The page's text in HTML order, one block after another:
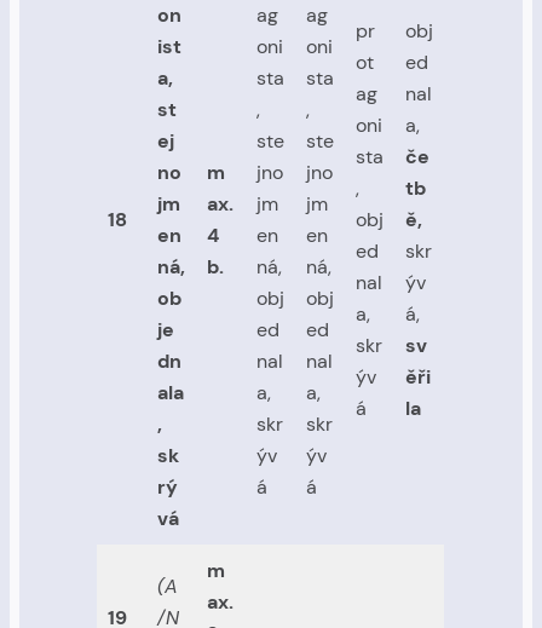
18
on
ist
a,
st
ej
no
jm
en
ná,
ob
je
dn
ala
,
sk
rý
vá
m
ax.
4
b.
ag
oni
sta
,
ste
jno
jm
en
ná,
obj
ed
nal
a,
skr
ýv
á
ag
oni
sta
,
ste
jno
jm
en
ná,
obj
ed
nal
a,
skr
ýv
á
pr
ot
ag
oni
sta
,
obj
ed
nal
a,
skr
ýv
á
obj
ed
nal
a,
če
tb
ě,
skr
ýv
á,
sv
ěři
la
19
(A
/N
m
ax.